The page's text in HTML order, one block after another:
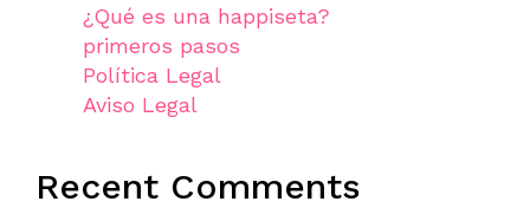
¿Qué es una happiseta?
primeros pasos
Política Legal
Aviso Legal
Recent Comments